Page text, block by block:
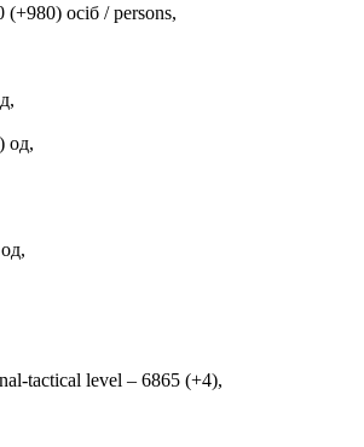
осіб / persons,
од,
tactical level – 6865 (+4),